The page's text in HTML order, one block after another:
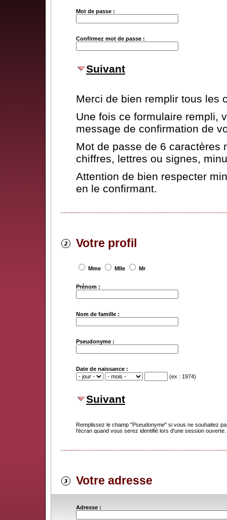
Mot de passe :
Confirmez mot de passe :
Suivant
Merci de bien remplir tous les
Une fois ce formulaire rempli,
message de confirmation de
Mot de passe de 6 caractères
chiffres, lettres ou signes,
Attention de bien respecter
en le confirmant.
Votre profil
Mme Mlle Mr
Prénom :
Nom de famille :
Pseudonyme :
Date de naissance :
(ex : 1974)
Suivant
Remplissez le champ "Pseudonyme" si vous ne souhaitez
l'écran quand vous serez identifié lors d'une session ouverte.
Votre adresse
Adresse :